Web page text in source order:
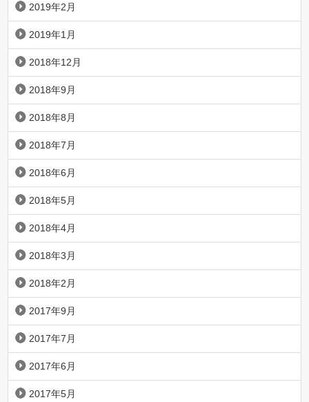
2019年2月
2019年1月
2018年12月
2018年9月
2018年8月
2018年7月
2018年6月
2018年5月
2018年4月
2018年3月
2018年2月
2017年9月
2017年7月
2017年6月
2017年5月